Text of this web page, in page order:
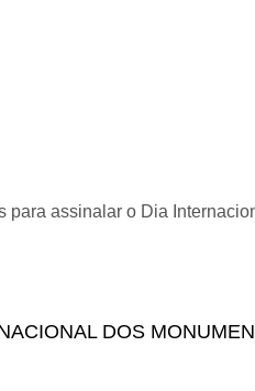
assinalar o Dia
DOS